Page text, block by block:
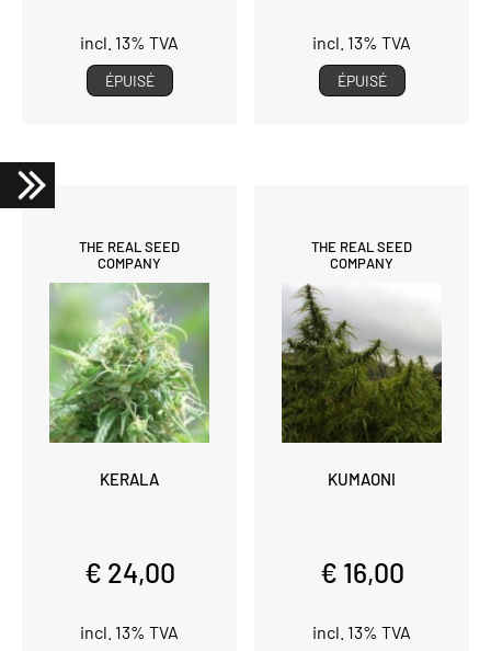
incl. 13% TVA
ÉPUISÉ
incl. 13% TVA
ÉPUISÉ
THE REAL SEED
COMPANY
KERALA
€ 24,00
incl. 13% TVA
THE REAL SEED
COMPANY
KUMAONI
€ 16,00
incl. 13% TVA